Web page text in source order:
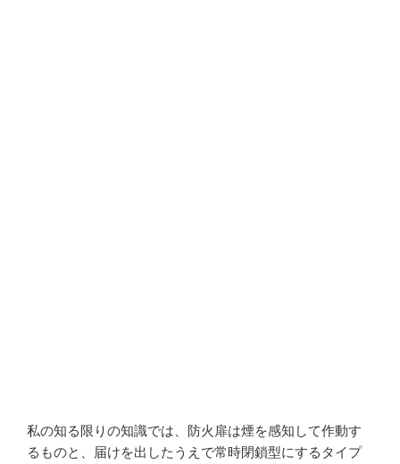
私の知る限りの知識では、防火扉は煙を感知して作動す
るものと、届けを出したうえで常時閉鎖型にするタイプ